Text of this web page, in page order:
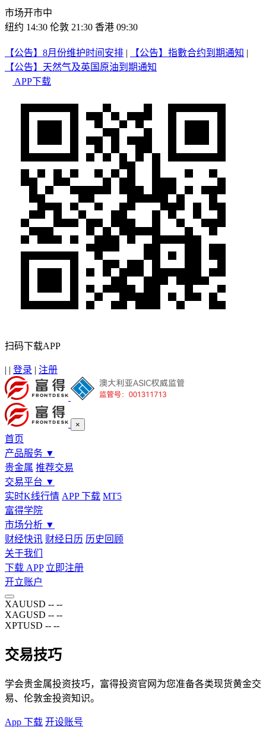
市场开市中
纽约 14:30 伦敦 21:30 香港 09:30
【公告】8月份维护时间安排 | 【公告】指數合约到期通知 |
【公告】天然气及英国原油到期通知
APP下载
扫码下载APP
| | 登录 | 注册
×
首页
产品服务 ▼
贵金属 推荐交易
交易平台 ▼
实时K线行情 APP 下载 MT5
富得学院
市场分析 ▼
财经快讯 财经日历 历史回顾
关于我们
下载 APP 立即注册
开立账户
XAUUSD -- --
XAGUSD -- --
XPTUSD -- --
交易技巧
学会贵金属投资技巧，富得投资官网为您准备各类现货黄金交
易、伦敦金投资知识。
App 下载 开设账号